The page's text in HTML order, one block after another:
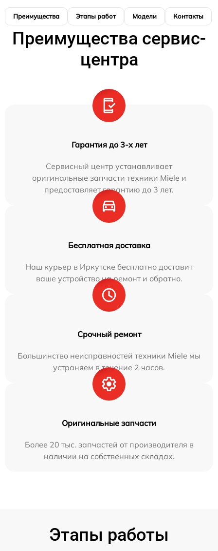
Преимущества Этапы работ Модели Контакты
Преимущества сервис-
центра
Гарантия до 3-х лет
Сервисный центр устанавливает
оригинальные запчасти техники Miele и
предоставляет гарантию до 3 лет.
Бесплатная доставка
Наш курьер в Иркутске бесплатно доставит
ваше устройство на ремонт и обратно.
Срочный ремонт
Большинство неисправностей техники Miele мы
устраняем в течение 2 часов.
Оригинальные запчасти
Более 20 тыс. запчастей от производителя в
наличии на собственных складах.
Этапы работы